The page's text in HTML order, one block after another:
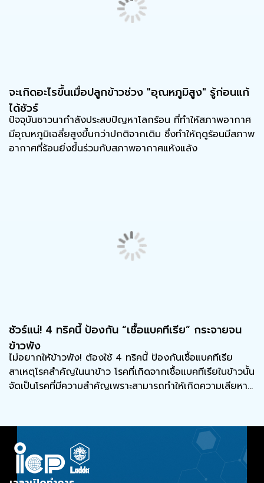
จะเกิดอะไรขึ้นเมื่อปลูกข้าวช่วง "อุณหภูมิสูง" รู้ก่อนแก้
ได้ชัวร์
ปัจจุบันชาวนากำลังประสบปัญหาโลกร้อน ที่ทำให้สภาพอากาศ
มีอุณหภูมิเฉลี่ยสูงขึ้นกว่าปกติจากเดิม ซึ่งทำให้ฤดูร้อนมีสภาพ
อากาศที่ร้อนยิ่งขึ้นร่วมกับสภาพอากาศแห้งแล้ง
ชัวร์แน่! 4 ทริคนี้ ป้องกัน “เชื้อแบคทีเรีย” กระจายจน
ข้าวพัง
ไม่อยากให้ข้าวพัง! ต้องใช้ 4 ทริคนี้ ป้องกันเชื้อแบคทีเรีย
สาเหตุโรคสำคัญในนาข้าว โรคที่เกิดจากเชื้อแบคทีเรียในข้าวนั้น
จัดเป็นโรคที่มีความสำคัญเพราะสามารถทำให้เกิดความเสียหาย